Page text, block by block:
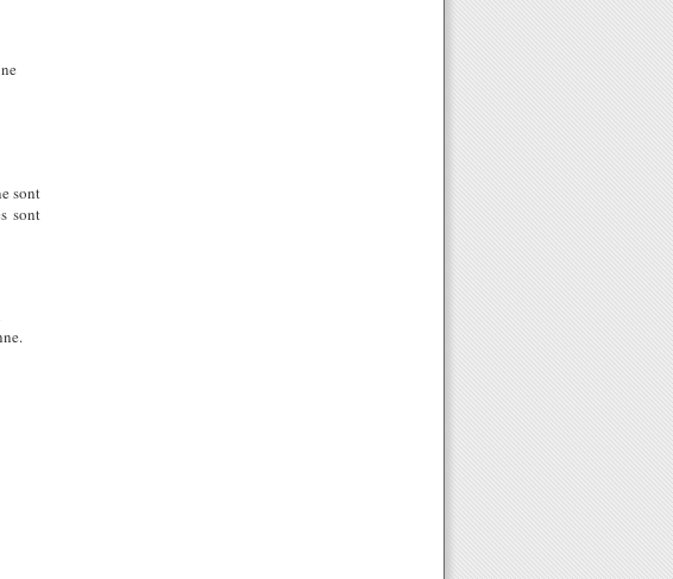
sont
sont